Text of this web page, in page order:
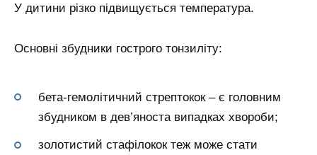
У дитини різко підвищується температура.
Основні збудники гострого тонзиліту:
бета-гемолітичний стрептокок – є головним
збудником в дев’яноста випадках хвороби;
золотистий стафілокок теж може стати